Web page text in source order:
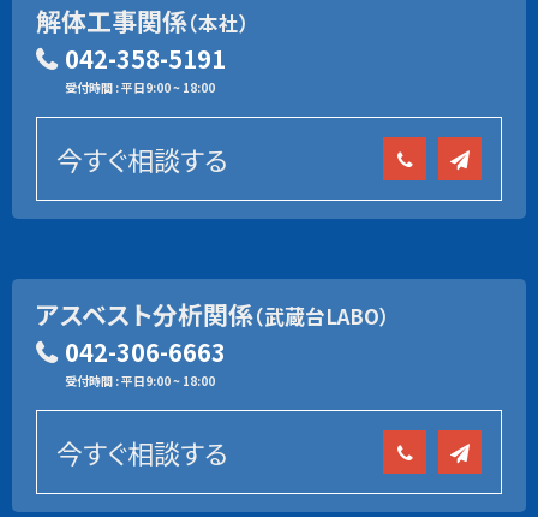
解体工事関係（本社）
042-358-5191
受付時間 : 平日9:00 ~ 18:00
今すぐ相談する
アスベスト分析関係（武蔵台LABO）
042-306-6663
受付時間 : 平日9:00 ~ 18:00
今すぐ相談する